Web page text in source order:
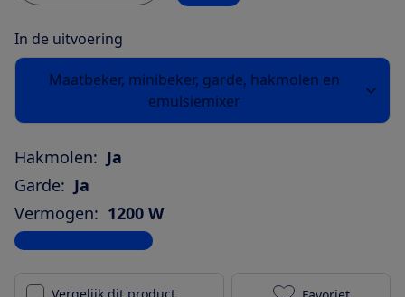
In de uitvoering
Maatbeker, minibeker, garde, hakmolen en
emulsiemixer
Hakmolen: Ja
Garde: Ja
Vermogen: 1200 W
Bekijk alle specificaties